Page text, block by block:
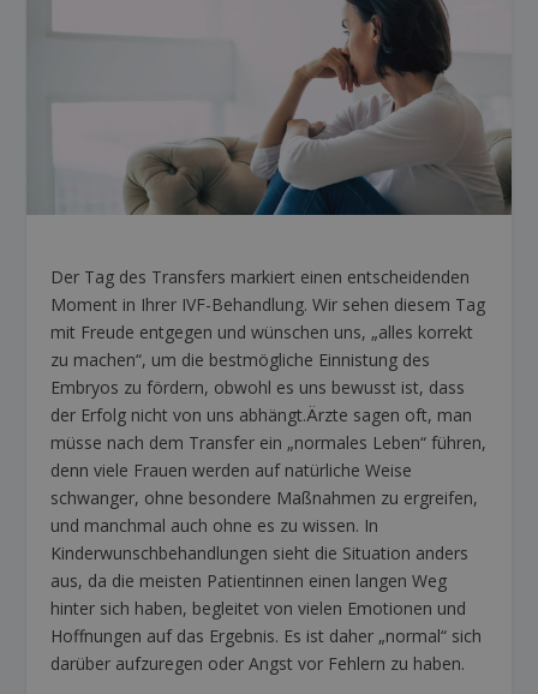
Der Tag des Transfers markiert einen entscheidenden
Moment in Ihrer IVF-Behandlung. Wir sehen diesem Tag
mit Freude entgegen und wünschen uns, „alles korrekt
zu machen“, um die bestmögliche Einnistung des
Embryos zu fördern, obwohl es uns bewusst ist, dass
der Erfolg nicht von uns abhängt.Ärzte sagen oft, man
müsse nach dem Transfer ein „normales Leben“ führen,
denn viele Frauen werden auf natürliche Weise
schwanger, ohne besondere Maßnahmen zu ergreifen,
und manchmal auch ohne es zu wissen. In
Kinderwunschbehandlungen sieht die Situation anders
aus, da die meisten Patientinnen einen langen Weg
hinter sich haben, begleitet von vielen Emotionen und
Hoffnungen auf das Ergebnis. Es ist daher „normal“ sich
darüber aufzuregen oder Angst vor Fehlern zu haben.